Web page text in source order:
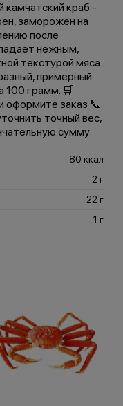
краб -
заморожен на
после
нежным,
текстурой мяса.
примерный
100 грамм. 🛒
оформите заказ 📞
точный вес,
сумму
80 ккал
2 г
22 г
1 г